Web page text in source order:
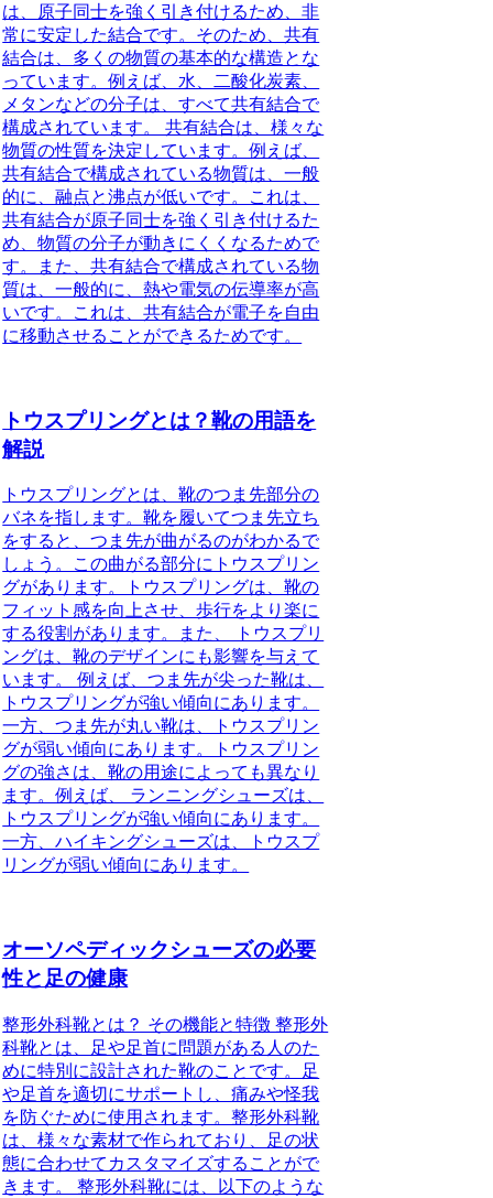
は、原子同士を強く引き付けるため、非
常に安定した結合です。そのため、共有
結合は、多くの物質の基本的な構造とな
っています。例えば、水、二酸化炭素、
メタンなどの分子は、すべて共有結合で
構成されています。 共有結合は、様々な
物質の性質を決定しています。例えば、
共有結合で構成されている物質は、一般
的に、融点と沸点が低いです。これは、
共有結合が原子同士を強く引き付けるた
め、物質の分子が動きにくくなるためで
す。また、共有結合で構成されている物
質は、一般的に、熱や電気の伝導率が高
いです。これは、共有結合が電子を自由
に移動させることができるためです。
トウスプリングとは？靴の用語を
解説
トウスプリングとは、靴のつま先部分の
バネを指します。靴を履いてつま先立ち
をすると、つま先が曲がるのがわかるで
しょう。この曲がる部分にトウスプリン
グがあります。トウスプリングは、靴の
フィット感を向上させ、歩行をより楽に
する役割があります。また、 トウスプリ
ングは、靴のデザインにも影響を与えて
います。 例えば、つま先が尖った靴は、
トウスプリングが強い傾向にあります。
一方、つま先が丸い靴は、トウスプリン
グが弱い傾向にあります。トウスプリン
グの強さは、靴の用途によっても異なり
ます。例えば、 ランニングシューズは、
トウスプリングが強い傾向にあります。
一方、ハイキングシューズは、トウスプ
リングが弱い傾向にあります。
オーソペディックシューズの必要
性と足の健康
整形外科靴とは？ その機能と特徴 整形外
科靴とは、足や足首に問題がある人のた
めに特別に設計された靴のことです。足
や足首を適切にサポートし、痛みや怪我
を防ぐために使用されます。整形外科靴
は、様々な素材で作られており、足の状
態に合わせてカスタマイズすることがで
きます。 整形外科靴には、以下のような